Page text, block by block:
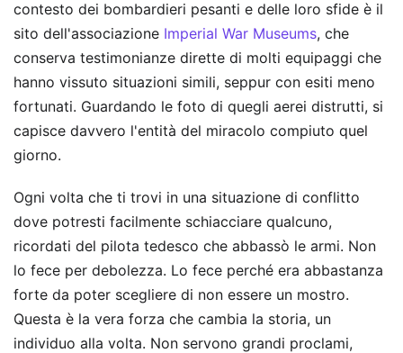
contesto dei bombardieri pesanti e delle loro sfide è il
sito dell'associazione Imperial War Museums, che
conserva testimonianze dirette di molti equipaggi che
hanno vissuto situazioni simili, seppur con esiti meno
fortunati. Guardando le foto di quegli aerei distrutti, si
capisce davvero l'entità del miracolo compiuto quel
giorno.
Ogni volta che ti trovi in una situazione di conflitto
dove potresti facilmente schiacciare qualcuno,
ricordati del pilota tedesco che abbassò le armi. Non
lo fece per debolezza. Lo fece perché era abbastanza
forte da poter scegliere di non essere un mostro.
Questa è la vera forza che cambia la storia, un
individuo alla volta. Non servono grandi proclami,